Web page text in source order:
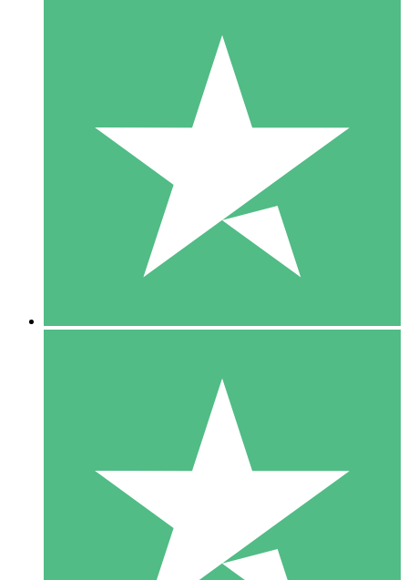
Pacchetti di Crediti Individuali
Paga a consumo con crediti di download. Nessun impegno
1 Download
10
US$1500
10 Download
20